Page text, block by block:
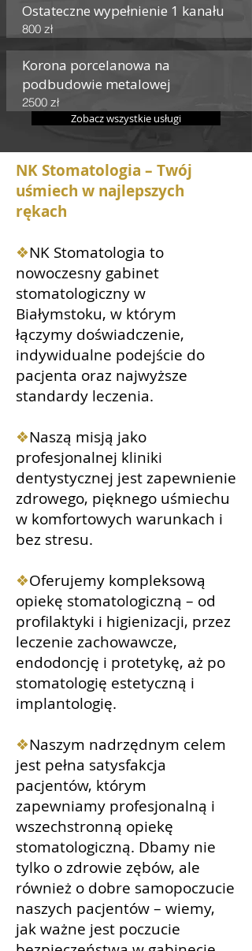
Ostateczne wypełnienie 1 kanału
800 zł
Korona porcelanowa na
podbudowie metalowej
2500 zł
Zobacz wszystkie usługi
NK Stomatologia – Twój
uśmiech w najlepszych
rękach
❖NK Stomatologia to
nowoczesny gabinet
stomatologiczny w
Białymstoku, w którym
łączymy doświadczenie,
indywidualne podejście do
pacjenta oraz najwyższe
standardy leczenia.
❖Naszą misją jako
profesjonalnej kliniki
dentystycznej jest zapewnienie
zdrowego, pięknego uśmiechu
w komfortowych warunkach i
bez stresu.
❖Oferujemy kompleksową
opiekę stomatologiczną – od
profilaktyki i higienizacji, przez
leczenie zachowawcze,
endodoncję i protetykę, aż po
stomatologię estetyczną i
implantologię.
❖Naszym nadrzędnym celem
jest pełna satysfakcja
pacjentów, którym
zapewniamy profesjonalną i
wszechstronną opiekę
stomatologiczną. Dbamy nie
tylko o zdrowie zębów, ale
również o dobre samopoczucie
naszych pacjentów – wiemy,
jak ważne jest poczucie